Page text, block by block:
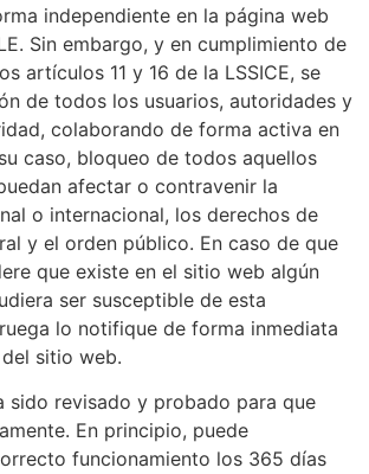
independiente en la página web
Sin embargo, y en cumplimiento de
artículos 11 y 16 de la LSSICE, se
de todos los usuarios, autoridades y
colaborando de forma activa en
caso, bloqueo de todos aquellos
afectar o contravenir la
o internacional, los derechos de
y el orden público. En caso de que
que existe en el sitio web algún
ser susceptible de esta
lo notifique de forma inmediata
sitio web.
sido revisado y probado para que
En principio, puede
funcionamiento los 365 días